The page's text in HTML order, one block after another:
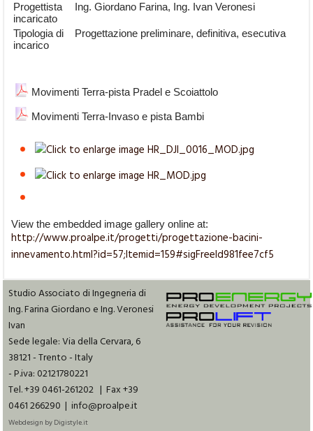
Progettista
incaricato
Ing. Giordano Farina, Ing. Ivan Veronesi
Tipologia di
incarico
Progettazione preliminare, definitiva, esecutiva
Movimenti Terra-pista Pradel e Scoiattolo
Movimenti Terra-Invaso e pista Bambi
View the embedded image gallery online at:
http://www.proalpe.it/progetti/progettazione-bacini-
innevamento.html?id=57;Itemid=159#sigFreeId981fee7cf5
Studio Associato di Ingegneria di
Ing. Farina Giordano e Ing. Veronesi
Ivan
Sede legale: Via della Cervara, 6
38121 - Trento - Italy
- P.iva: 02121780221
Tel. +39 0461-261202 | Fax +39
0461 266290 | info@proalpe.it
Webdesign by Digistyle.it